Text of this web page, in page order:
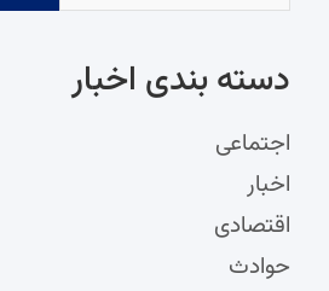
دسته‌ بندی اخبار
اجتماعی
اخبار
اقتصادی
حوادث